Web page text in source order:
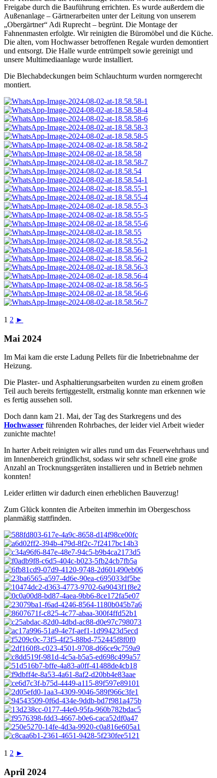
Freigabe durch die Bauführung errichten. Es wurde außerdem die
Außenanlage – Gärtnerarbeiten unter der Leitung von unserem
„Obergärtner“ Adi Ruprecht – begrünt. Die Montage der
Fahnenmasten erfolgte. Wir reinigten die Büromöbel und die Küche.
Die alten, vom Hochwasser betroffenen Regale wurden demontiert
und entsorgt. Die Halle wurde entrümpelt sowie gereinigt und
unsere Multimediaanlage wurde installiert.
Die Blechabdeckungen beim Schlauchturm wurden normgerecht
montiert.
1 2 ►
Mai 2024
Im Mai kam die erste Ladung Pellets für die Inbetriebnahme der
Heizung.
Die Plaster- und Asphaltierungsarbeiten wurden zu einem großen
Teil auch bereits fertiggestellt, erstmalig konnte man erkennen wie
es fertig aussehen soll.
Doch dann kam 21. Mai, der Tag des Starkregens und des
Hochwasser führenden Rohrbaches, der leider viel Arbeit wieder
zunichte machte!
In harter Arbeit reinigten wir alles rund um das Feuerwehrhaus und
im Innenbereich gründlichst, sodass wir sehr schnell eine große
Anzahl an Trocknungsgeräten installieren und in Betrieb nehmen
konnten!
Leider erlitten wir dadurch einen erheblichen Bauverzug!
Zum Glück konnten die Arbeiten immerhin im Obergeschoss
planmäßig stattfinden.
1 2 ►
April 2024